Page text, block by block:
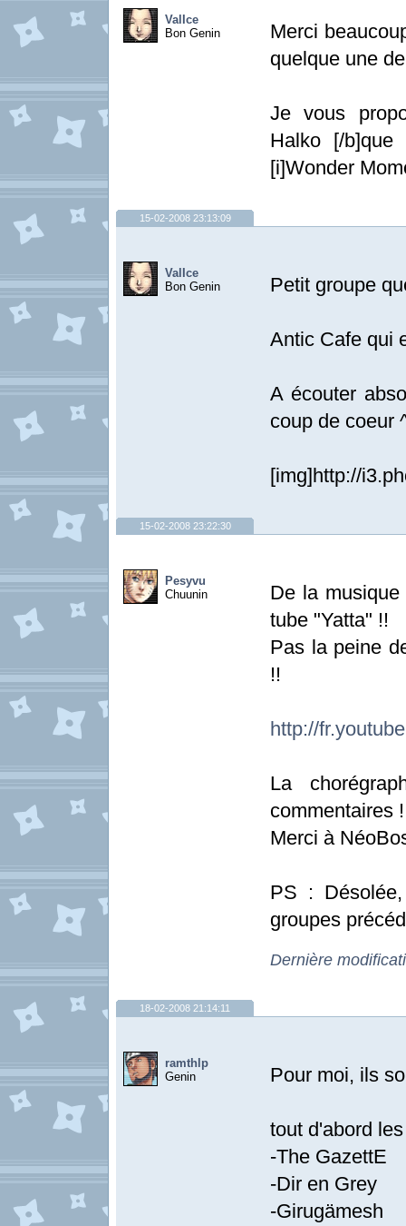
ValIce
Bon Genin
Merci
quelque une
Je vous
Halko [/
[i]Wonder
15-02-2008 23:13:09
ValIce
Bon Genin
Petit groupe
Antic Cafe qui
A écouter
coup de coeur
[img]http://
15-02-2008 23:22:30
Pesyvu
Chuunin
De la
tube "Yatta" !!
Pas la peine
!!
http://
La
commentaires
Merci à
PS :
groupes
Dernière
18-02-2008 21:14:11
ramthlp
Genin
Pour moi, ils
tout d'abord
-The GazettE
-Dir en Grey
-Girugämesh